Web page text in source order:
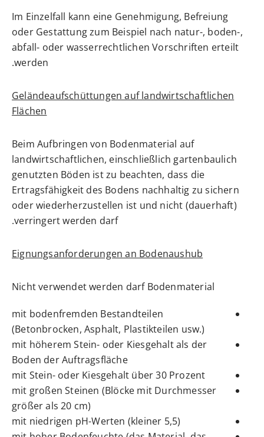
Im Einzelfall kann eine Genehmigung, Befreiung
oder Gestattung zum Beispiel nach natur-, boden-,
abfall- oder wasserrechtlichen Vorschriften erteilt
werden.
Geländeaufschüttungen auf landwirtschaftlichen
Flächen
Beim Aufbringen von Bodenmaterial auf
landwirtschaftlichen, einschließlich gartenbaulich
genutzten Böden ist zu beachten, dass die
Ertragsfähigkeit des Bodens nachhaltig zu sichern
oder wiederherzustellen ist und nicht (dauerhaft)
verringert werden darf.
Eignungsanforderungen an Bodenaushub
Nicht verwendet werden darf Bodenmaterial
mit bodenfremden Bestandteilen
(Betonbrocken, Asphalt, Plastikteilen usw.)
mit höherem Stein- oder Kiesgehalt als der
Boden der Auftragsfläche
mit Stein- oder Kiesgehalt über 30 Prozent
mit großen Steinen (Blöcke mit Durchmesser
größer als 20 cm)
mit niedrigen pH-Werten (kleiner 5,5)